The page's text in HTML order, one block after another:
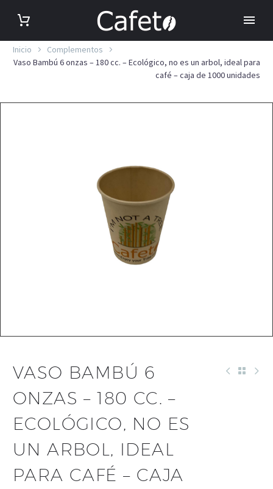
Inicio
Complementos
Vaso Bambú 6 onzas – 180 cc. – Ecológico, no es un arbol, ideal para
café – caja de 1000 unidades
VASO BAMBÚ 6
ONZAS – 180 CC. –
ECOLÓGICO, NO ES
UN ARBOL, IDEAL
PARA CAFÉ – CAJA